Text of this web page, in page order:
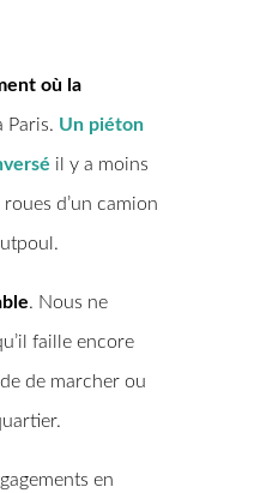
où la
Paris. Un piéton
il y a moins
d’un camion
. Nous ne
faille encore
de marcher ou
en